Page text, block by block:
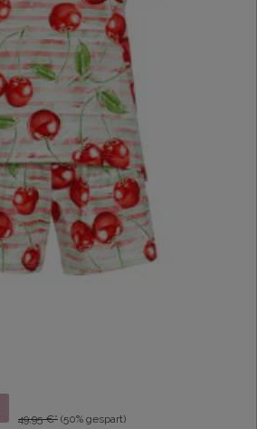
49,95 €* (50% gespart)